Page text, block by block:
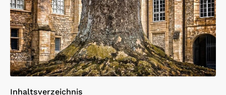
Inhaltsverzeichnis